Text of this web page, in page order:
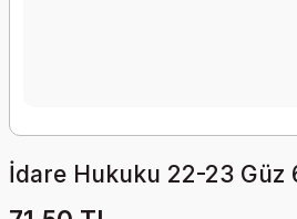
İdare Hukuku 22-23 Güz